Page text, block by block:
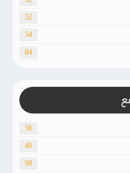
52
54
84
56
40
98